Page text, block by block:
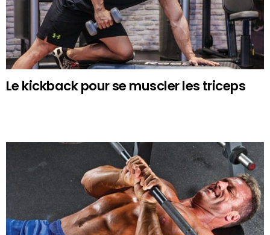
Le kickback pour se muscler les triceps